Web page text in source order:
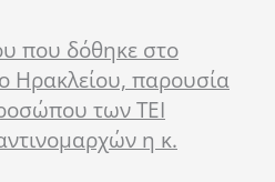
που δόθηκε στο
Ηρακλείου, παρουσία
των ΤΕΙ
η κ.